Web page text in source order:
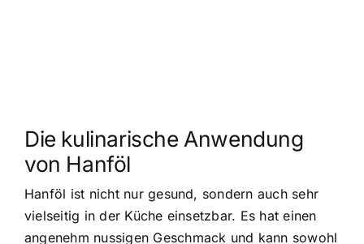
Die kulinarische Anwendung
von Hanföl
Hanföl ist nicht nur gesund, sondern auch sehr
vielseitig in der Küche einsetzbar. Es hat einen
angenehm nussigen Geschmack und kann sowohl